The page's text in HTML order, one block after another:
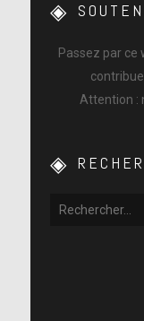
Passez par
Attention :